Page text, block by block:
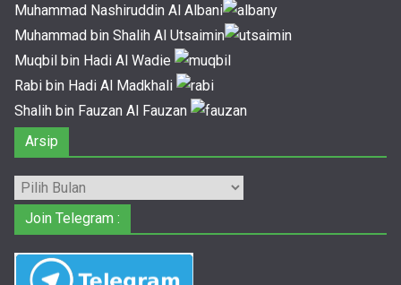
Muhammad Nashiruddin Al Albani
Muhammad bin Shalih Al Utsaimin
Muqbil bin Hadi Al Wadie
Rabi bin Hadi Al Madkhali
Shalih bin Fauzan Al Fauzan
Arsip
Arsip
Join Telegram :